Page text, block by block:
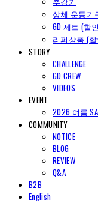
상체 운동기
GD 세트 (할
리퍼상품 (
STORY
CHALLENGE
GD CREW
VIDEOS
EVENT
2026 여름
COMMUNITY
NOTICE
BLOG
REVIEW
Q&A
B2B
English